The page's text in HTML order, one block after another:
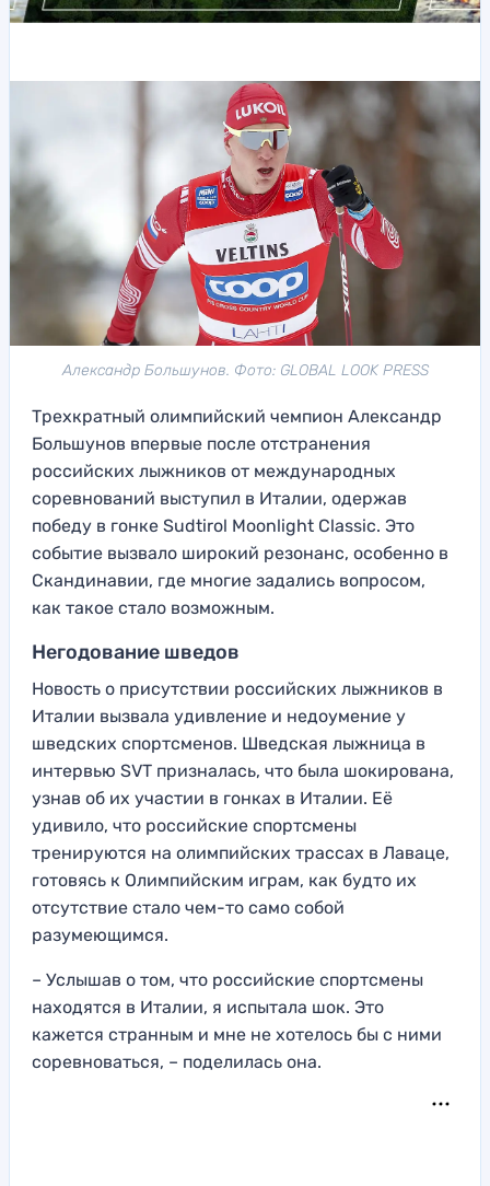
Александр Большунов. Фото: GLOBAL LOOK PRESS
Трехкратный олимпийский чемпион Александр
Большунов впервые после отстранения
российских лыжников от международных
соревнований выступил в Италии, одержав
победу в гонке Sudtirol Moonlight Classic. Это
событие вызвало широкий резонанс, особенно в
Скандинавии, где многие задались вопросом,
как такое стало возможным.
Негодование шведов
Новость о присутствии российских лыжников в
Италии вызвала удивление и недоумение у
шведских спортсменов. Шведская лыжница в
интервью SVT призналась, что была шокирована,
узнав об их участии в гонках в Италии. Её
удивило, что российские спортсмены
тренируются на олимпийских трассах в Лаваце,
готовясь к Олимпийским играм, как будто их
отсутствие стало чем-то само собой
разумеющимся.
– Услышав о том, что российские спортсмены
находятся в Италии, я испытала шок. Это
кажется странным и мне не хотелось бы с ними
соревноваться, – поделилась она.